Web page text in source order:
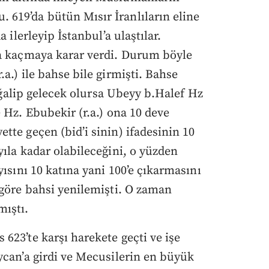
bütün Mısır İranlıların eline
ilerleyip İstanbul’a ulaştılar.
kaçmaya karar verdi. Durum böyle
ile bahse bile girmişti. Bahse
gelecek olursa Ubeyy b.Halef Hz
Ebubekir (r.a.) ona 10 deve
geçen (bid’i sinin) ifadesinin 10
kadar olabileceğini, o yüzden
10 katına yani 100’e çıkarmasını
bahsi yenilemişti. O zaman
karşı harekete geçti ve işe
girdi ve Mecusilerin en büyük